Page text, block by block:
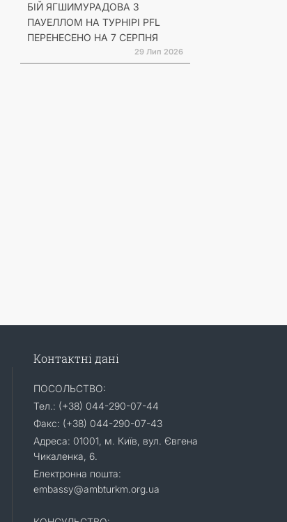
БІЙ ЯГШИМУРАДОВА З
ПАУЕЛЛОМ НА ТУРНІРІ PFL
ПЕРЕНЕСЕНО НА 7 СЕРПНЯ
29 Лип 2026
Контактні дані
ПОСОЛЬСТВО:
Тел.: (+38) 044-290-07-44
Факс: (+38) 044-290-07-43
Адреса: 01001, м. Київ, вул. Євгена
Чикаленка, 6.
Електронна пошта:
embassy@ambturkm.org.ua